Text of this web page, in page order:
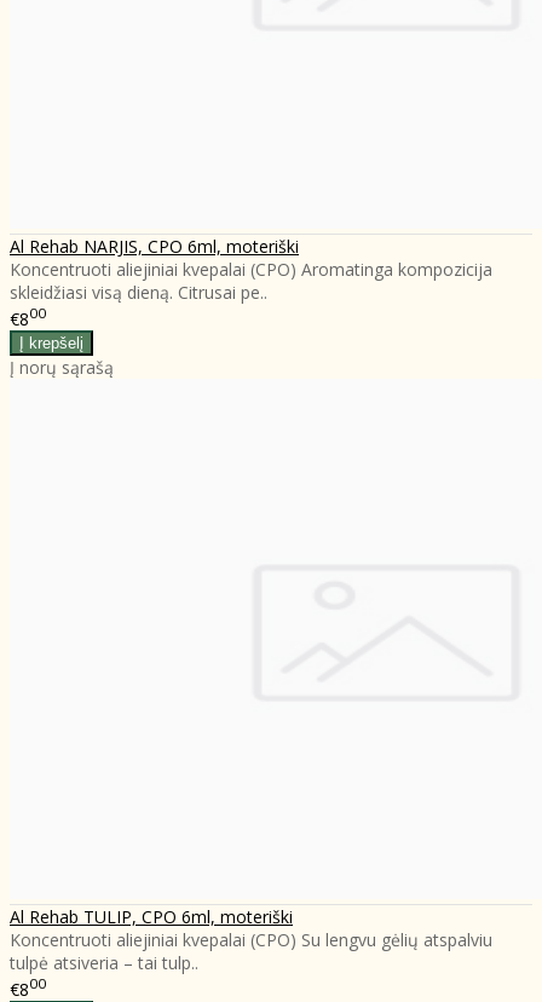
Al Rehab NARJIS, CPO 6ml, moteriški
Koncentruoti aliejiniai kvepalai (CPO) Aromatinga kompozicija
skleidžiasi visą dieną. Citrusai pe..
€800
Į norų sąrašą
Al Rehab TULIP, CPO 6ml, moteriški
Koncentruoti aliejiniai kvepalai (CPO) Su lengvu gėlių atspalviu
tulpė atsiveria – tai tulp..
€800